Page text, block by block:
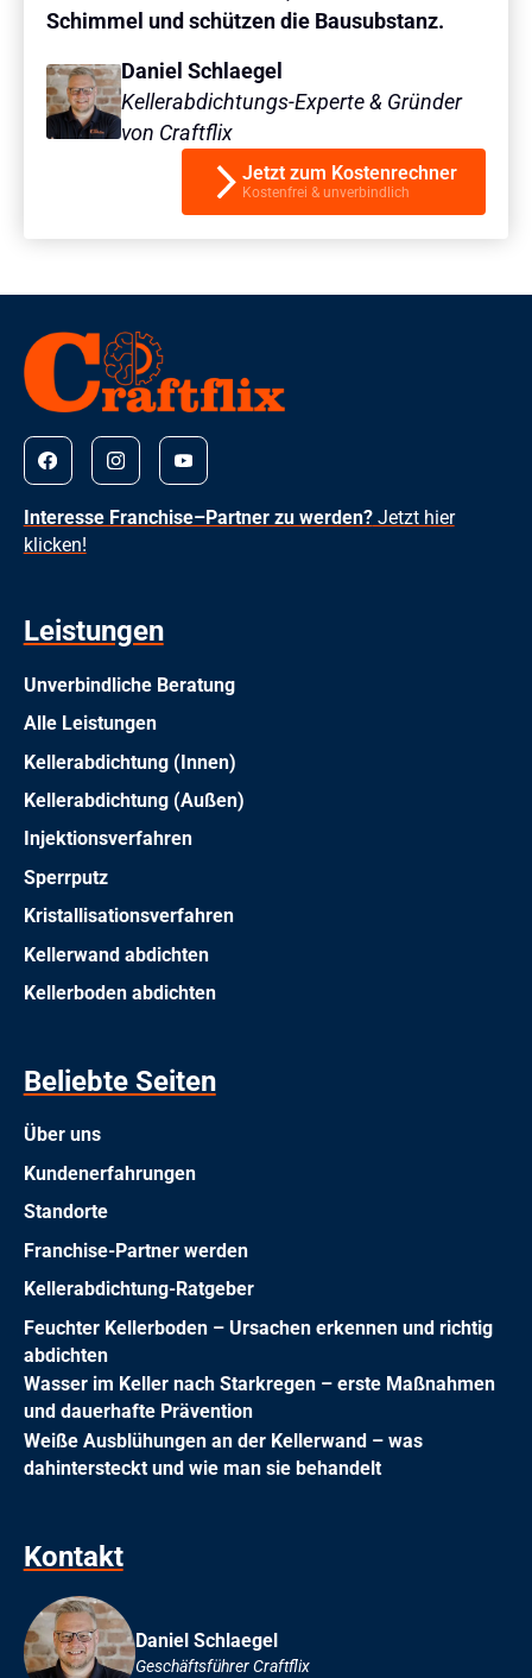
Schimmel und schützen die Bausubstanz.
Daniel Schlaegel
Kellerabdichtungs-Experte & Gründer
von Craftflix
Jetzt zum Kostenrechner
Kostenfrei & unverbindlich
Interesse Franchise–Partner zu werden?Jetzt hier
klicken!
Leistungen
Unverbindliche Beratung
Alle Leistungen
Kellerabdichtung (Innen)
Kellerabdichtung (Außen)
Injektionsverfahren
Sperrputz
Kristallisationsverfahren
Kellerwand abdichten
Kellerboden abdichten
Beliebte Seiten
Über uns
Kundenerfahrungen
Standorte
Franchise-Partner werden
Kellerabdichtung-Ratgeber
Feuchter Kellerboden – Ursachen erkennen und richtig
abdichten
Wasser im Keller nach Starkregen – erste Maßnahmen
und dauerhafte Prävention
Weiße Ausblühungen an der Kellerwand – was
dahintersteckt und wie man sie behandelt
Kontakt
Daniel Schlaegel
Geschäftsführer Craftflix